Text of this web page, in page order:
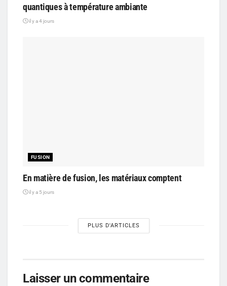
quantiques à température ambiante
il y a 4 jours
FUSION
En matière de fusion, les matériaux comptent
il y a 5 jours
PLUS D'ARTICLES
Laisser un commentaire